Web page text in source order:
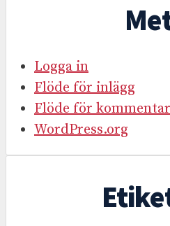
Logga in
Flöde för inlägg
Flöde för
WordPress.org